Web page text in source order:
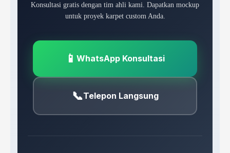
Konsultasi gratis dengan tim ahli kami. Dapatkan mockup
untuk proyek karpet custom Anda.
📱 WhatsApp Konsultasi
📞Telepon Langsung